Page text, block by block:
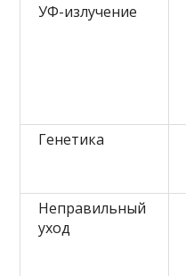
УФ-излучение
Генетика
Неправильный
уход